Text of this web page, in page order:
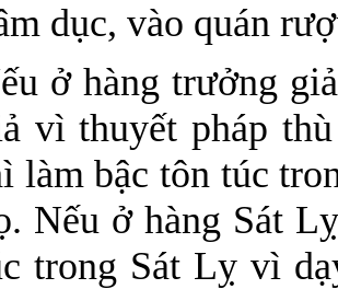
dục, vào quán
ở hàng trưởng
vì thuyết pháp
làm bậc tôn túc
Nếu ở hàng Sát
trong Sát Lỵ vì